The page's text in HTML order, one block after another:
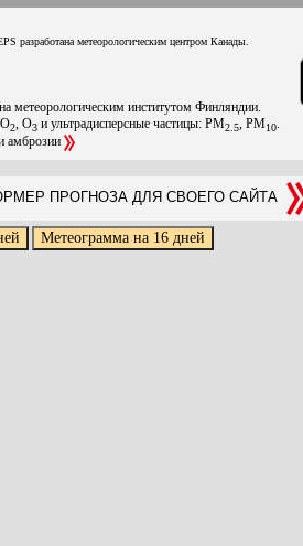
разработана метеорологическим центром Канады.
метеорологическим институтом Финляндии.
2 , O3 и ультрадисперсные частицы: PM2.5 , PM10
амброзии
ПРОГНОЗА ДЛЯ СВОЕГО САЙТА